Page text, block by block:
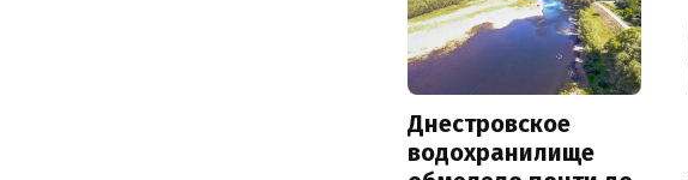
Днестровское
водохранилище